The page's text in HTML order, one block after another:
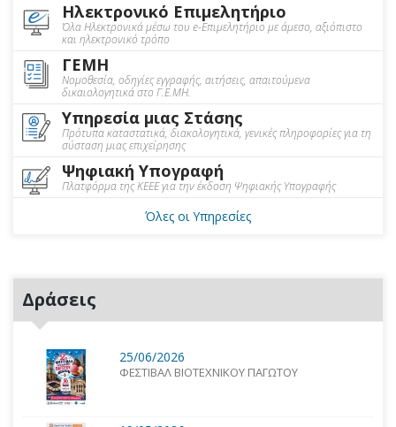
Ηλεκτρονικό Επιμελητήριο
Όλα Ηλεκτρονικά μέσω του e-Επιμελητήριο με άμεσο, αξιόπιστο
και ηλεκτρονικό τρόπο
ΓΕΜΗ
Νομοθεσία, οδηγίες εγγραφής, αιτήσεις, απαιτούμενα
δικαιολογητικά στο Γ.Ε.ΜΗ.
Υπηρεσία μιας Στάσης
Πρότυπα καταστατικά, διακολογητικά, γενικές πληροφορίες για τη
σύσταση μιας επιχείρησης
Ψηφιακή Υπογραφή
Πλατφόρμα της ΚΕΕΕ για την έκδοση Ψηφιακής Υπογραφής
Όλες οι Υπηρεσίες
Δράσεις
25/06/2026
ΦΕΣΤΙΒΑΛ ΒΙΟΤΕΧΝΙΚΟΥ ΠΑΓΩΤΟΥ